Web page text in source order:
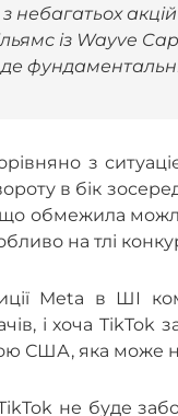
акцій
із Wayve
з
в бік
що обмежила
на тлі
Meta в ШІ
і хоча
США, яка може
не буде